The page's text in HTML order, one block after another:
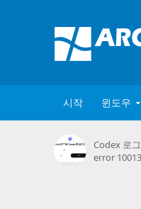
시작 윈도우
Codex 로
error